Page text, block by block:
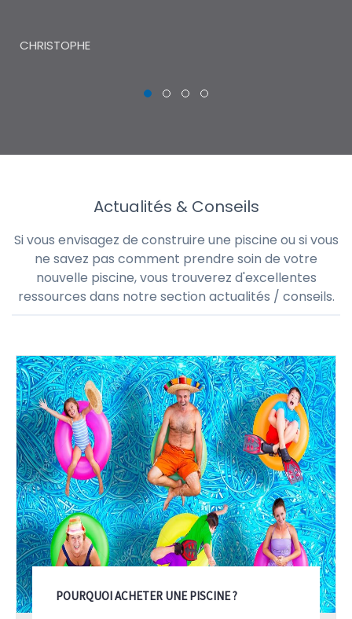
CHRISTOPHE
Actualités & Conseils
Si vous envisagez de construire une piscine ou si vous
ne savez pas comment prendre soin de votre
nouvelle piscine, vous trouverez d'excellentes
ressources dans notre section actualités / conseils.
POURQUOI ACHETER UNE PISCINE ?